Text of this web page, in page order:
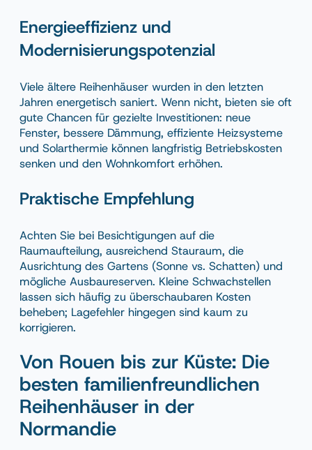
Energieeffizienz und
Modernisierungspotenzial
Viele ältere Reihenhäuser wurden in den letzten
Jahren energetisch saniert. Wenn nicht, bieten sie oft
gute Chancen für gezielte Investitionen: neue
Fenster, bessere Dämmung, effiziente Heizsysteme
und Solarthermie können langfristig Betriebskosten
senken und den Wohnkomfort erhöhen.
Praktische Empfehlung
Achten Sie bei Besichtigungen auf die
Raumaufteilung, ausreichend Stauraum, die
Ausrichtung des Gartens (Sonne vs. Schatten) und
mögliche Ausbaureserven. Kleine Schwachstellen
lassen sich häufig zu überschaubaren Kosten
beheben; Lagefehler hingegen sind kaum zu
korrigieren.
Von Rouen bis zur Küste: Die
besten familienfreundlichen
Reihenhäuser in der
Normandie